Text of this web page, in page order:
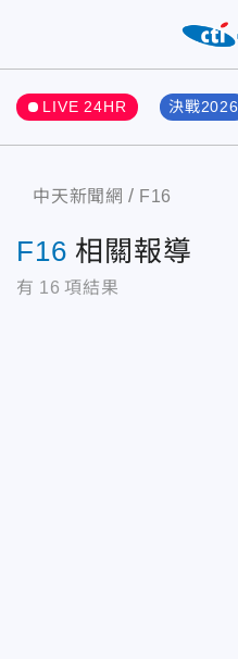
LIVE 24HR 決戰2026
中天新聞網 F16
F16 相關報導
有 16 項結果